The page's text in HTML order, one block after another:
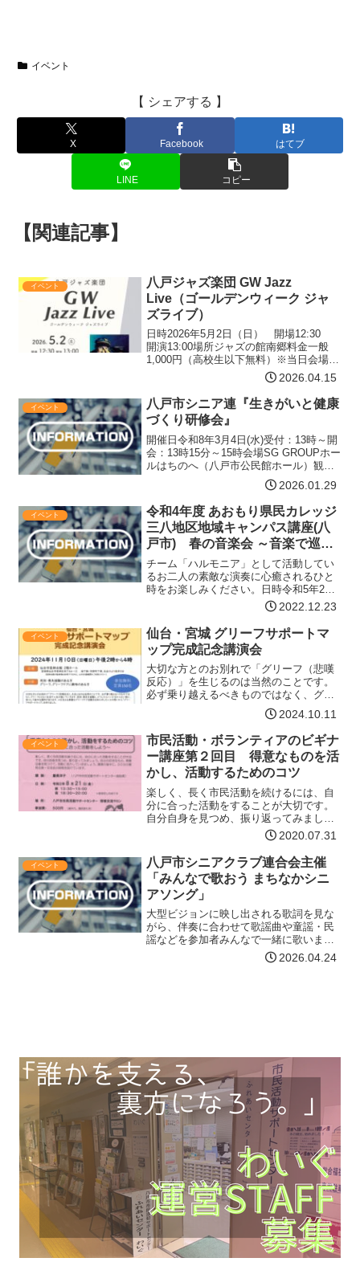
イベント
【 シェアする 】
X Facebook はてブ
LINE コピー
【関連記事】
イベント
八戸ジャズ楽団 GW Jazz
Live（ゴールデンウィーク ジャ
ズライブ）
日時2026年5月2日（日） 開場12:30
開演13:00場所ジャズの館南郷料金一般
1,000円（高校生以下無料）※当日会場受
付にてお支払いください。チラシ下記リ
ンクをご確認ください。主催・お問い合
わせ八戸ジャズ楽団Mail：hachi…【詳細
はコチラ】
2026.04.15
イベント
八戸市シニア連『生きがいと健康
づくり研修会』
開催日令和8年3月4日(水)受付：13時～開
会：13時15分～15時会場SG GROUPホー
ルはちのへ（八戸市公民館ホール）観覧
対象 シニアクラブ会員 会員以外の方人数
300名 ※参加無料スケジュール第１部
13:25～14:05 シニアファ…【詳細はコ
チラ】
2026.01.29
イベント
令和4年度 あおもり県民カレッジ
三八地区地域キャンパス講座(八
戸市) 春の音楽会 ～音楽で巡る
世界一周～
チーム「ハルモニア」として活動してい
るお二人の素敵な演奏に心癒されるひと
時をお楽しみください。日時令和5年2月2
日(木) 14:00～15:30場所八戸ポータルミ
ュージアムはっち シアター2（八戸市三
日町11-1）定員50名（要申込・先着順…
【詳細はコチラ】
2022.12.23
イベント
仙台・宮城 グリーフサポートマ
ップ完成記念講演会
大切な方とのお別れで「グリーフ（悲嘆
反応）」を生じるのは当然のことです。
必ず乗り越えるべきものではなく、グリ
ーフとともに生活や人生が続いていきま
す。死別・喪失を経験し、どうしたらい
いか分からない時に、安心して話せる場
所があります。心を支え…【詳細はコチ
ラ】
2024.10.11
イベント
市民活動・ボランティアのビギナ
ー講座第２回目 得意なものを活
かし、活動するためのコツ
楽しく、長く市民活動を続けるには、自
分に合った活動をすることが大切です。
自分自身を見つめ、振り返ってみましょ
う。自分の好きなもの、得意な事を見つ
けて、活動に活かしましょう。講演の後
半に、30分の意見交換・交流会の時間を
設けています。講師慶長…【詳細はコチ
ラ】
2020.07.31
イベント
八戸市シニアクラブ連合会主催
「みんなで歌おう まちなかシニ
アソング」
大型ビジョンに映し出される歌詞を見な
がら、伴奏に合わせて歌謡曲や童謡・民
謡などを参加者みんなで一緒に歌います♪
日にち・会場① 6月25日（木） まちな
か広場「マチニワ」② 8月6日（木） ポ
2026.04.24